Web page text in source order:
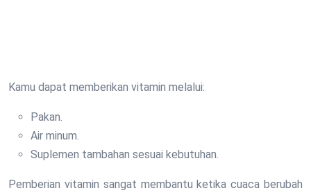
Kamu dapat memberikan vitamin melalui:
Pakan.
Air minum.
Suplemen tambahan sesuai kebutuhan.
Pemberian vitamin sangat membantu ketika cuaca berubah